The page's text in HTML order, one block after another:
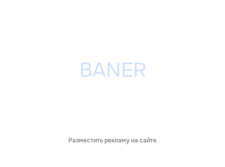
Разместить рекламу на сайте